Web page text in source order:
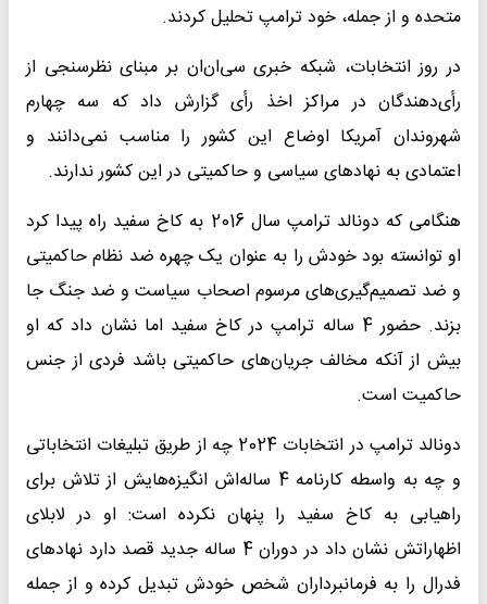
متحده و از جمله، خود ترامپ تحلیل کردند.
در روز انتخابات، شبکه خبری سی‌ان‌ان بر مبنای نظرسنجی از
رأی‌دهندگان در مراکز اخذ رأی گزارش داد که سه چهارم
شهروندان آمریکا اوضاع این کشور را مناسب نمی‌دانند و
اعتمادی به نهادهای سیاسی و حاکمیتی در این کشور ندارند.
هنگامی که دونالد ترامپ سال 2016 به کاخ سفید راه پیدا کرد
او توانسته بود خودش را به عنوان یک چهره ضد نظام حاکمیتی
و ضد تصمیم‌گیری‌های مرسوم اصحاب سیاست و ضد جنگ جا
بزند. حضور 4 ساله ترامپ در کاخ سفید اما نشان داد که او
بیش از آنکه مخالف جریان‌های حاکمیتی باشد فردی از جنس
حاکمیت است.
دونالد ترامپ در انتخابات 2024 چه از طریق تبلیغات انتخاباتی
و چه به واسطه کارنامه 4 ساله‌اش انگیزه‌هایش از تلاش برای
راهیابی به کاخ سفید را پنهان نکرده است: او در لابلای
اظهاراتش نشان داد در دوران 4 ساله جدید قصد دارد نهادهای
فدرال را به فرمانبرداران شخص خودش تبدیل کرده و از جمله